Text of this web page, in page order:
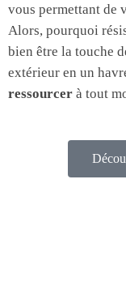
vous permettant de
Alors, pourquoi
bien être la touche
extérieur en un
ressourcer à tout